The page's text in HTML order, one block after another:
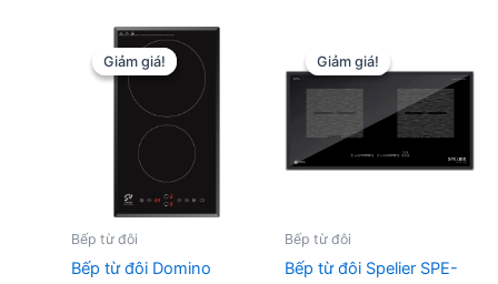
Giảm giá!
Giảm giá!
Bếp từ đôi
Bếp từ đôi Domino
Giảm giá!
Giảm giá!
Bếp từ đôi
Bếp từ đôi Spelier SPE-